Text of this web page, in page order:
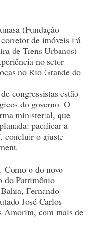
(Fundação
de imóveis irá
de Trens Urbanos)
no setor
no Rio Grande do
congressistas estão
do governo. O
ministerial, que
pacificar a
concluir o ajuste
Como o do novo
do Patrimônio
Fernando
José Carlos
Amorim, com mais de